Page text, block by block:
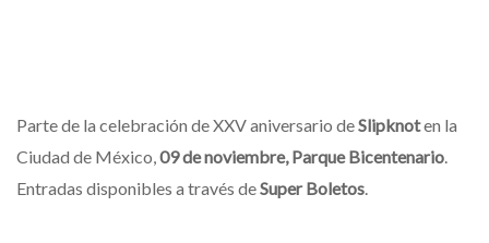
Parte de la celebración de XXV aniversario deSlipknoten la
Ciudad de México,09 de noviembre, Parque Bicentenario.
Entradas disponibles a través deSuper Boletos.